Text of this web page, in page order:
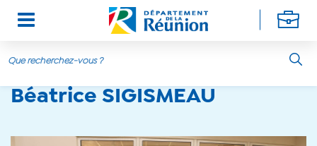
Aller au contenu principal
Béatrice SIGISMEAU